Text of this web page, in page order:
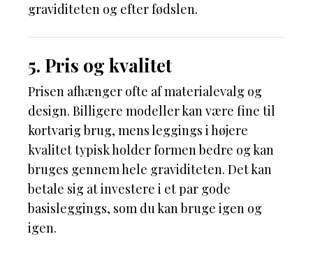
graviditeten og efter fødslen.
5. Pris og kvalitet
Prisen afhænger ofte af materialevalg og
design. Billigere modeller kan være fine til
kortvarig brug, mens leggings i højere
kvalitet typisk holder formen bedre og kan
bruges gennem hele graviditeten. Det kan
betale sig at investere i et par gode
basisleggings, som du kan bruge igen og
igen.